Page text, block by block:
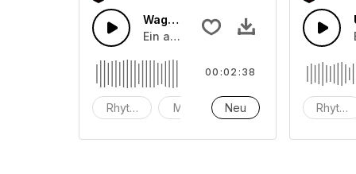
Wage den Sprung
Ein angenehmes Uptempo-Popstück
Rhytmen Musik instrumental
00:02:38
Neu